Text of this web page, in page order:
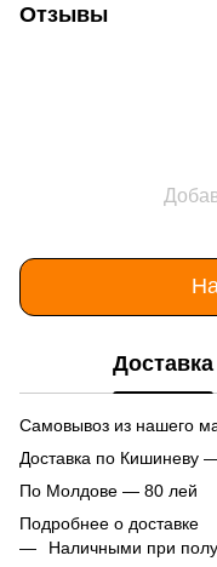
Отзывы
Доставка
Самовывоз из нашего
Доставка по Кишиневу
По Молдове — 80 лей
Подробнее о доставке
Наличными при